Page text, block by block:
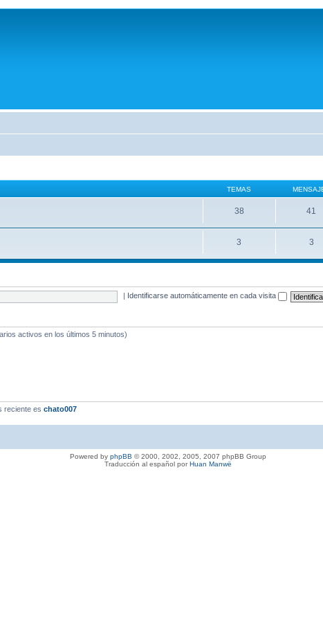
TEMAS
38 41
3 3
Identificarse automáticamente en cada visita
activos en los últimos 5 minutos)
reciente es chato007
Powered by phpBB © 2000, 2002, 2005, 2007 phpBB Group
Traducción al español porHuan Manwë